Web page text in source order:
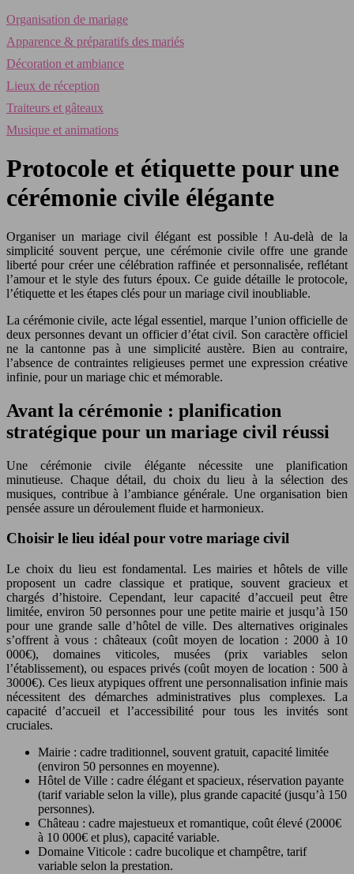
Organisation de mariage
Apparence & préparatifs des mariés
Décoration et ambiance
Lieux de réception
Traiteurs et gâteaux
Musique et animations
Protocole et étiquette pour une
cérémonie civile élégante
Organiser un mariage civil élégant est possible ! Au-delà de la
simplicité souvent perçue, une cérémonie civile offre une grande
liberté pour créer une célébration raffinée et personnalisée, reflétant
l’amour et le style des futurs époux. Ce guide détaille le protocole,
l’étiquette et les étapes clés pour un mariage civil inoubliable.
La cérémonie civile, acte légal essentiel, marque l’union officielle de
deux personnes devant un officier d’état civil. Son caractère officiel
ne la cantonne pas à une simplicité austère. Bien au contraire,
l’absence de contraintes religieuses permet une expression créative
infinie, pour un mariage chic et mémorable.
Avant la cérémonie : planification
stratégique pour un mariage civil réussi
Une cérémonie civile élégante nécessite une planification
minutieuse. Chaque détail, du choix du lieu à la sélection des
musiques, contribue à l’ambiance générale. Une organisation bien
pensée assure un déroulement fluide et harmonieux.
Choisir le lieu idéal pour votre mariage civil
Le choix du lieu est fondamental. Les mairies et hôtels de ville
proposent un cadre classique et pratique, souvent gracieux et
chargés d’histoire. Cependant, leur capacité d’accueil peut être
limitée, environ 50 personnes pour une petite mairie et jusqu’à 150
pour une grande salle d’hôtel de ville. Des alternatives originales
s’offrent à vous : châteaux (coût moyen de location : 2000 à 10
000€), domaines viticoles, musées (prix variables selon
l’établissement), ou espaces privés (coût moyen de location : 500 à
3000€). Ces lieux atypiques offrent une personnalisation infinie mais
nécessitent des démarches administratives plus complexes. La
capacité d’accueil et l’accessibilité pour tous les invités sont
cruciales.
Mairie : cadre traditionnel, souvent gratuit, capacité limitée
(environ 50 personnes en moyenne).
Hôtel de Ville : cadre élégant et spacieux, réservation payante
(tarif variable selon la ville), plus grande capacité (jusqu’à 150
personnes).
Château : cadre majestueux et romantique, coût élevé (2000€
à 10 000€ et plus), capacité variable.
Domaine Viticole : cadre bucolique et champêtre, tarif
variable selon la prestation.